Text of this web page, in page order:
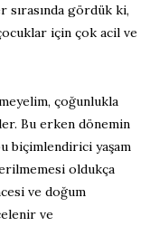
sırasında gördük ki,
için çok acil ve
çoğunlukla
Bu erken dönemin
biçimlendirici yaşam
oldukça
ve doğum
ve